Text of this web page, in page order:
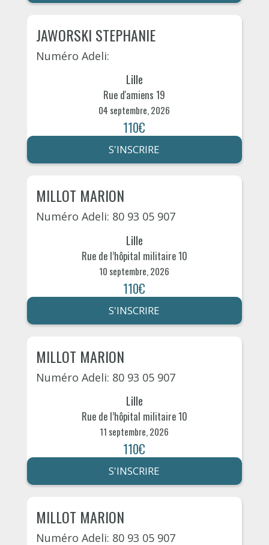
JAWORSKI STEPHANIE
Numéro Adeli:
Lille
Rue d'amiens 19
04 septembre, 2026
110€
S'INSCRIRE
MILLOT MARION
Numéro Adeli: 80 93 05 907
Lille
Rue de l’hôpital militaire 10
10 septembre, 2026
110€
S'INSCRIRE
MILLOT MARION
Numéro Adeli: 80 93 05 907
Lille
Rue de l’hôpital militaire 10
11 septembre, 2026
110€
S'INSCRIRE
MILLOT MARION
Numéro Adeli: 80 93 05 907